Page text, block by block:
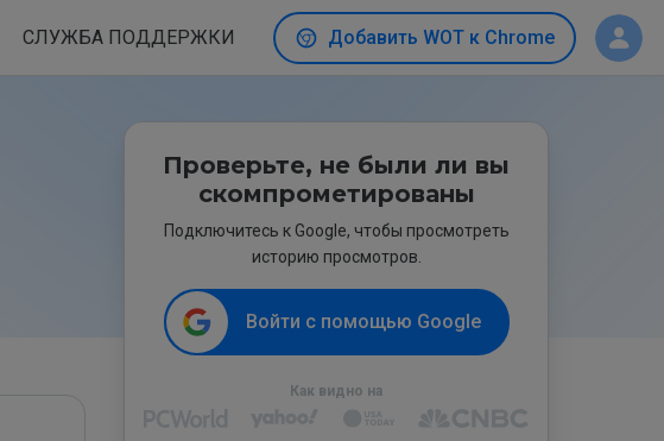
СЛУЖБА ПОДДЕРЖКИ Добавить WOT к Chrome
Проверьте, не были ли вы
скомпрометированы
Подключитесь к Google, чтобы просмотреть
историю просмотров.
Войти с помощью Google
Как видно на